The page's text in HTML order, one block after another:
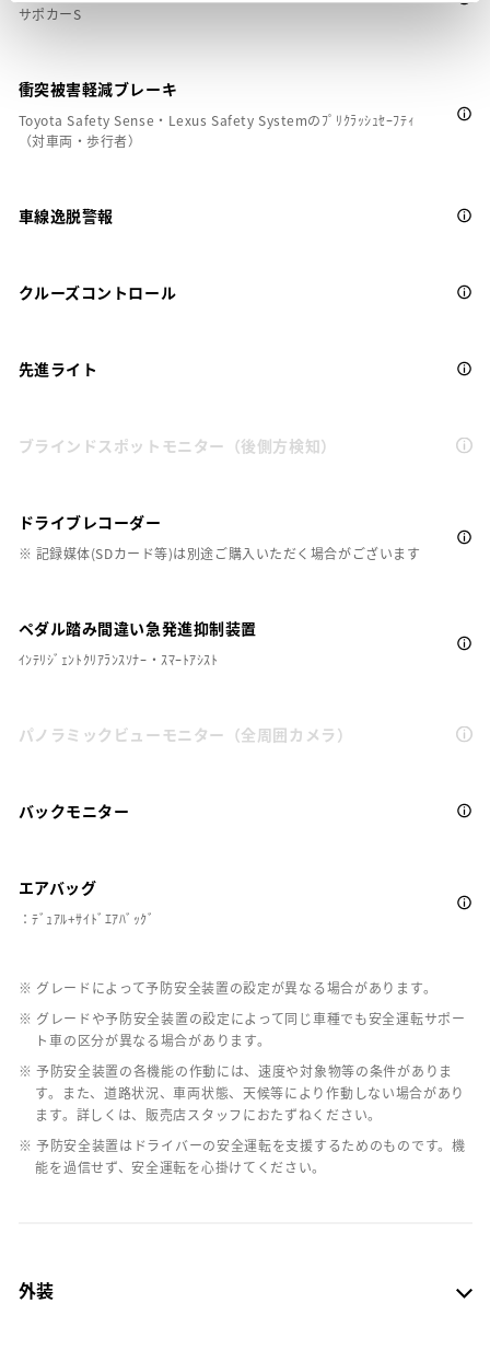
サポカーS
衝突被害軽減ブレーキ
Toyota Safety Sense・Lexus Safety Systemのﾌﾟﾘｸﾗｯｼｭｾｰﾌﾃｨ
（対車両・歩行者）
車線逸脱警報
クルーズコントロール
先進ライト
ブラインドスポットモニター（後側方検知）
ドライブレコーダー
※ 記録媒体(SDカード等)は別途ご購入いただく場合がございます
ペダル踏み間違い急発進抑制装置
ｲﾝﾃﾘｼﾞｪﾝﾄｸﾘｱﾗﾝｽｿﾅｰ・ｽﾏｰﾄｱｼｽﾄ
パノラミックビューモニター（全周囲カメラ）
バックモニター
エアバッグ
：ﾃﾞｭｱﾙ+ｻｲﾄﾞｴｱﾊﾞｯｸﾞ
※ グレードによって予防安全装置の設定が異なる場合があります。
※ グレードや予防安全装置の設定によって同じ車種でも安全運転サポー
ト車の区分が異なる場合があります。
※ 予防安全装置の各機能の作動には、速度や対象物等の条件がありま
す。また、道路状況、車両状態、天候等により作動しない場合があり
ます。詳しくは、販売店スタッフにおたずねください。
※ 予防安全装置はドライバーの安全運転を支援するためのものです。機
能を過信せず、安全運転を心掛けてください。
外装